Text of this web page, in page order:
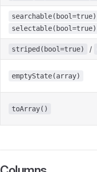
searchable(bool=true)
selectable(bool=true)
striped(bool=true) /
emptyState(array)
toArray()